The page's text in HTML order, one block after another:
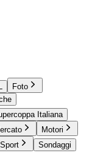
Foto
Italiana
Motori
Sondaggi